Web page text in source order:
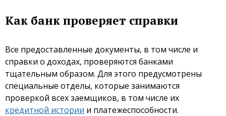
Как банк проверяет справки
Все предоставленные документы, в том числе и
справки о доходах, проверяются банками
тщательным образом. Для этого предусмотрены
специальные отделы, которые занимаются
проверкой всех заемщиков, в том числе их
кредитной истории и платежеспособности.